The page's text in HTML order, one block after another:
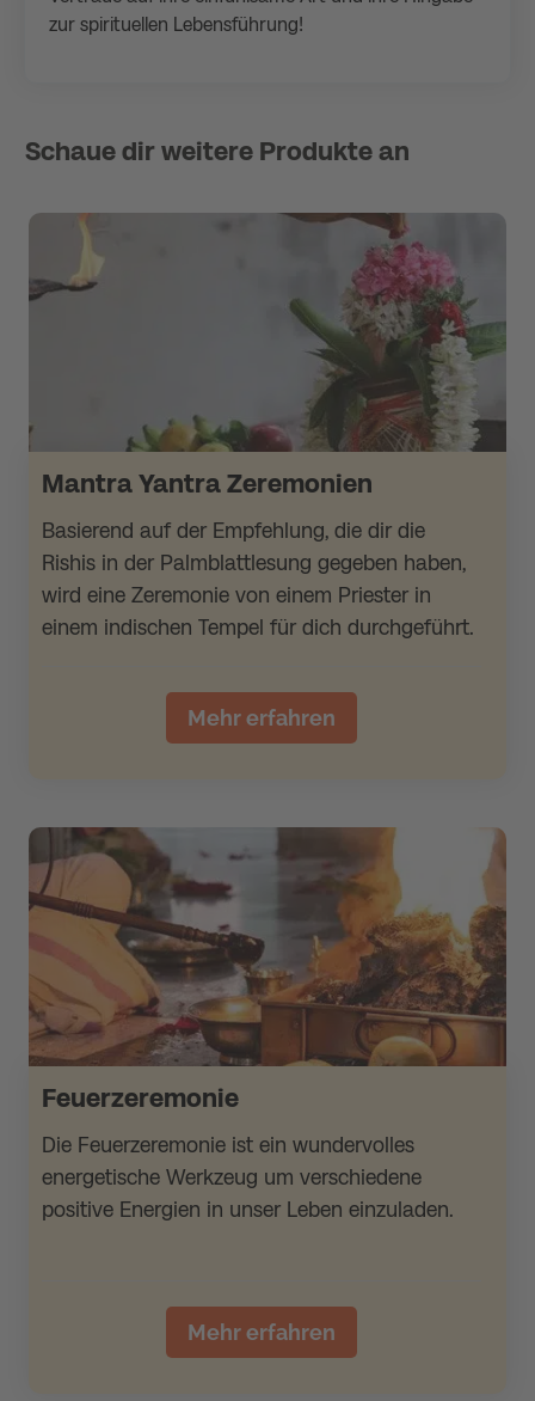
zur spirituellen Lebensführung!
Schaue dir weitere Produkte an
Mantra Yantra Zeremonien
Basierend auf der Empfehlung, die dir die
Rishis in der Palmblattlesung gegeben haben,
wird eine Zeremonie von einem Priester in
einem indischen Tempel für dich durchgeführt.
Mehr erfahren
Feuerzeremonie
Die Feuerzeremonie ist ein wundervolles
energetische Werkzeug um verschiedene
positive Energien in unser Leben einzuladen.
Mehr erfahren